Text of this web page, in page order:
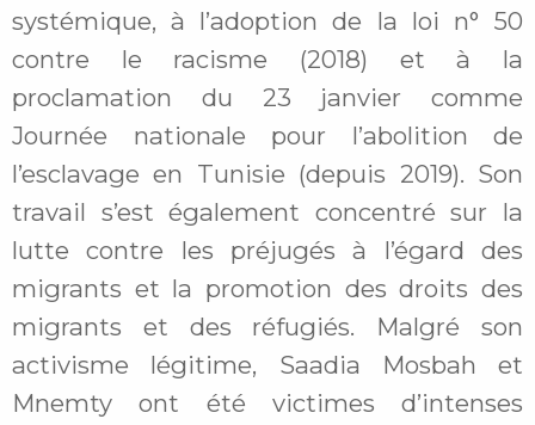
systémique, à l’adoption de la loi n° 50
contre le racisme (2018) et à la
proclamation du 23 janvier comme
Journée nationale pour l’abolition de
l’esclavage en Tunisie (depuis 2019). Son
travail s’est également concentré sur la
lutte contre les préjugés à l’égard des
migrants et la promotion des droits des
migrants et des réfugiés. Malgré son
activisme légitime, Saadia Mosbah et
Mnemty ont été victimes d’intenses